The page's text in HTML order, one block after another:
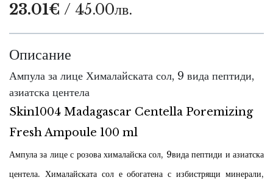
23.01€ / 45.00лв.
Описание
Ампула за лице Хималайската сол, 9 вида пептиди,
азиатска центела
Skin1004 Madagascar Centella Poremizing
Fresh Ampoule 100 ml
Ампула за лице с розова хималайска сол, 9вида пептиди и азиатска
центела. Хималайската сол е обогатена с избистрящи минерали,